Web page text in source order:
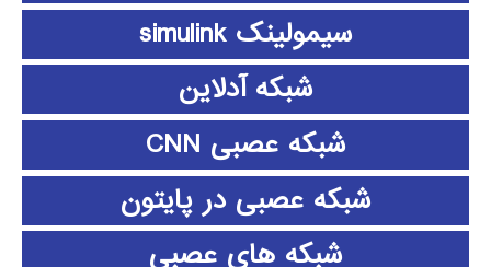
سیمولینک simulink
شبکه آدلاین
شبکه عصبی CNN
شبکه عصبی در پایتون
شبکه های عصبی